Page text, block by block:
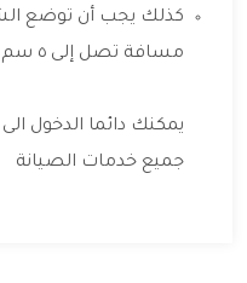
كذلك يجب أن توضع
مسافة تصل إلى ٥ سم أو أكثر.
يمكنك دائما الدخول الى
جميع خدمات الصيانة